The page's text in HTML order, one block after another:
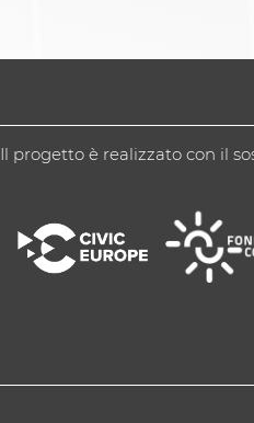
Il progetto è realizzato con il